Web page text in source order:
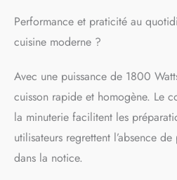
dorée
: cette
moins
2 fois
Performance et praticité au
cuisine moderne ?
Avec une puissance de 1800
cuisson rapide et homogène. Le
la minuterie facilitent les
utilisateurs regrettent l’absence
dans la notice.